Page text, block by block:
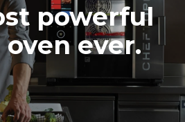
powerful
ever.